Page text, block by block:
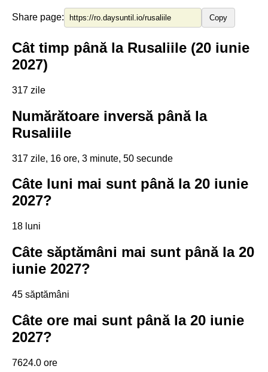
Share page: Copy
Cât timp până la Rusaliile (20 iunie
2027)
317 zile
Numărătoare inversă până la
Rusaliile
317 zile, 16 ore, 3 minute, 49 secunde
Câte luni mai sunt până la 20 iunie
2027?
18 luni
Câte săptămâni mai sunt până la 20
iunie 2027?
45 săptămâni
Câte ore mai sunt până la 20 iunie
2027?
7624.0 ore